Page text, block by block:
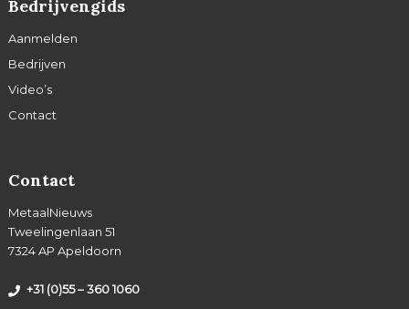
Bedrijvengids
Aanmelden
Bedrijven
Video’s
Contact
Contact
MetaalNieuws
Tweelingenlaan 51
7324 AP Apeldoorn
+31 (0)55 – 360 1060